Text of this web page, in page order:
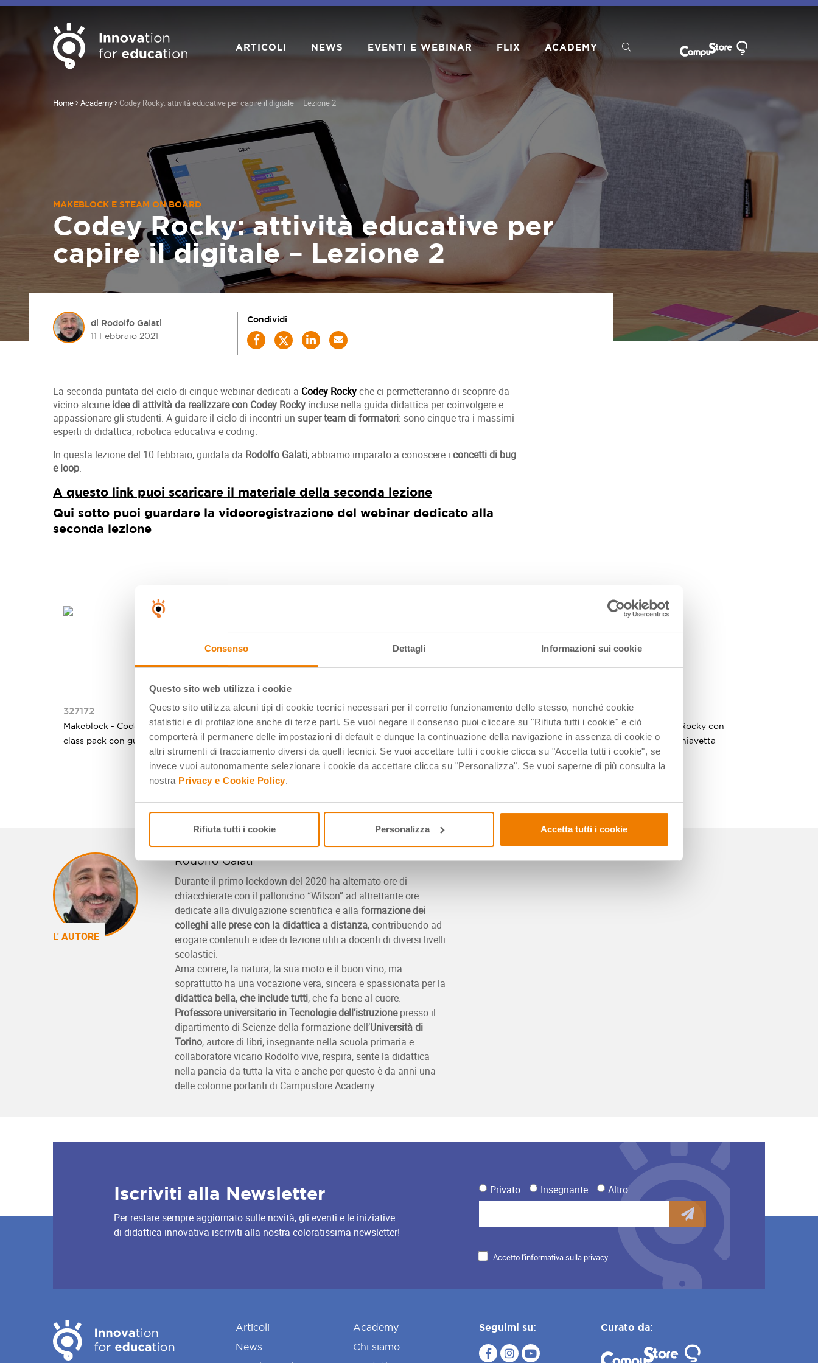
Consenso Dettagli Informazioni sui cookie
Questo sito web utilizza i cookie
Questo sito utilizza alcuni tipi di cookie tecnici necessari per il corretto funzionamento dello stesso, nonché cookie
statistici e di profilazione anche di terze parti. Se vuoi negare il consenso puoi cliccare su "Rifiuta tutti i cookie" e ciò
comporterà il permanere delle impostazioni di default e dunque la continuazione della navigazione in assenza di cookie o
altri strumenti di tracciamento diversi da quelli tecnici. Se vuoi accettare tutti i cookie clicca su "Accetta tutti i cookie", se
invece vuoi autonomamente selezionare i cookie da accettare clicca su "Personalizza". Se vuoi saperne di più consulta la
nostra Privacy e Cookie Policy.
Rifiuta tutti i cookie Personalizza Accetta tutti i cookie
ARTICOLI NEWS EVENTI E WEBINAR FLIX ACADEMY
Home Academy Codey Rocky: attività educative per capire il digitale – Lezione 2
MAKEBLOCK E STEAM ON BOARD
Codey Rocky: attività educative per
capire il digitale – Lezione 2
di Rodolfo Galati
11 Febbraio 2021
Condividi
La seconda puntata del ciclo di cinque webinar dedicati a Codey Rockyche ci permetteranno di scoprire da
vicino alcune idee di attività da realizzare con Codey Rocky incluse nella guida didattica per coinvolgere e
appassionare gli studenti. A guidare il ciclo di incontri un super team di formatori: sono cinque tra i massimi
esperti di didattica, robotica educativa e coding.
In questa lezione del 10 febbraio, guidata da Rodolfo Galati, abbiamo imparato a conoscere i concetti di bug
e loop.
A questo link puoi scaricare il materiale della seconda lezione
Qui sotto puoi guardare la videoregistrazione del webinar dedicato alla
seconda lezione
327172
Makeblock - Codey Rocky Half
class pack con guide didattiche
327579
Makeblock - Codey Rocky Class
pack con guide didattiche
329535
Makeblock - Codey Rocky con
chiavetta dongle Bluetooth
335897
Makeblock - Codey Rocky con
guide didattiche e chiavetta
dongle Bluetooth
L' AUTORE
Rodolfo Galati
Durante il primo lockdown del 2020 ha alternato ore di
chiacchierate con il palloncino “Wilson” ad altrettante ore
dedicate alla divulgazione scientifica e alla formazione dei
colleghi alle prese con la didattica a distanza, contribuendo ad
erogare contenuti e idee di lezione utili a docenti di diversi livelli
scolastici.
Ama correre, la natura, la sua moto e il buon vino, ma
soprattutto ha una vocazione vera, sincera e spassionata per la
didattica bella, che include tutti, che fa bene al cuore.
Professore universitario in Tecnologie dell’istruzionepresso il
dipartimento di Scienze della formazione dell’Università di
Torino, autore di libri, insegnante nella scuola primaria e
collaboratore vicario Rodolfo vive, respira, sente la didattica
nella pancia da tutta la vita e anche per questo è da anni una
delle colonne portanti di Campustore Academy.
Iscriviti alla Newsletter
Per restare sempre aggiornato sulle novità, gli eventi e le iniziative
di didattica innovativa iscriviti alla nostra coloratissima newsletter!
Privato Insegnante Altro
Accetto l'informativa sulla privacy
Articoli
News
Academy
Chi siamo
Seguimi su: Curato da: